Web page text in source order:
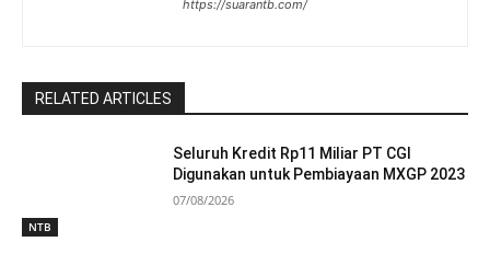
https://suarantb.com/
RELATED ARTICLES
NTB
Seluruh Kredit Rp11 Miliar PT CGI
Digunakan untuk Pembiayaan MXGP 2023
07/08/2026